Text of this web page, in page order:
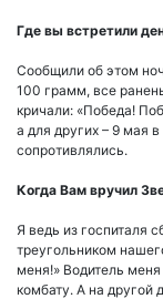
Где вы встретили
Сообщили об этом
100 грамм, все
кричали: «Победа!
а для других – 9 мая
сопротивлялись.
Когда Вам вручил
Я ведь из госпиталя
треугольником
меня!» Водитель
комбату. А на